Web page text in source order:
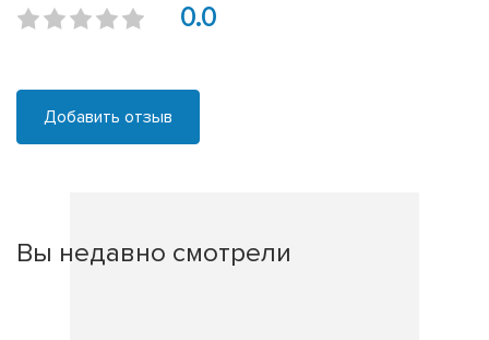
0.0
Добавить отзыв
Вы недавно смотрели